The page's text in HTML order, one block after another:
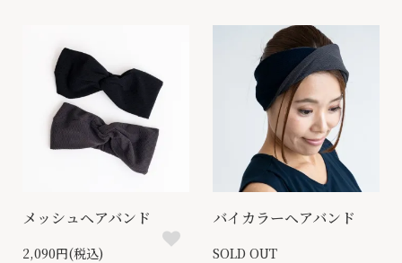
メッシュヘアバンド
2,090円(税込)
バイカラーヘアバンド
SOLD OUT